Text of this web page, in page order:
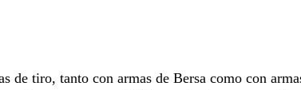
de tiro, tanto con armas de Bersa como con